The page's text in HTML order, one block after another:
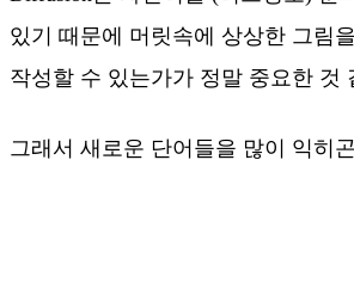
있기 때문에 머릿속에 상상한 그림
작성할 수 있는가가 정말 중요한 것
그래서 새로운 단어들을 많이 익히